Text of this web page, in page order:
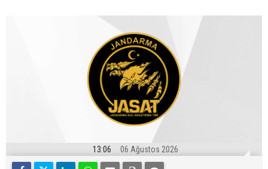
13:06 06 Ağustos 2026